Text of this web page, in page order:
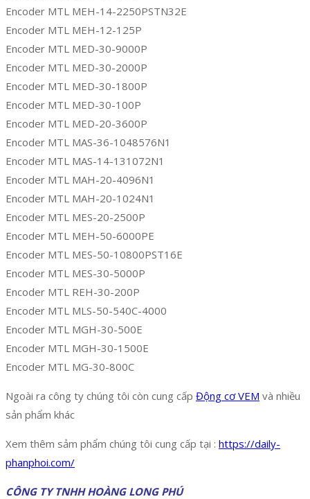
Encoder MTL MEH-14-2250PSTN32E
Encoder MTL MEH-12-125P
Encoder MTL MED-30-9000P
Encoder MTL MED-30-2000P
Encoder MTL MED-30-1800P
Encoder MTL MED-30-100P
Encoder MTL MED-20-3600P
Encoder MTL MAS-36-1048576N1
Encoder MTL MAS-14-131072N1
Encoder MTL MAH-20-4096N1
Encoder MTL MAH-20-1024N1
Encoder MTL MES-20-2500P
Encoder MTL MEH-50-6000PE
Encoder MTL MES-50-10800PST16E
Encoder MTL MES-30-5000P
Encoder MTL REH-30-200P
Encoder MTL MLS-50-540C-4000
Encoder MTL MGH-30-500E
Encoder MTL MGH-30-1500E
Encoder MTL MG-30-800C
Ngoài ra công ty chúng tôi còn cung cấp Động cơ VEM và nhiều
sản phẩm khác
Xem thêm sảm phẩm chúng tôi cung cấp tại : https://daily-
phanphoi.com/
CÔNG TY TNHH HOÀNG LONG PHÚ